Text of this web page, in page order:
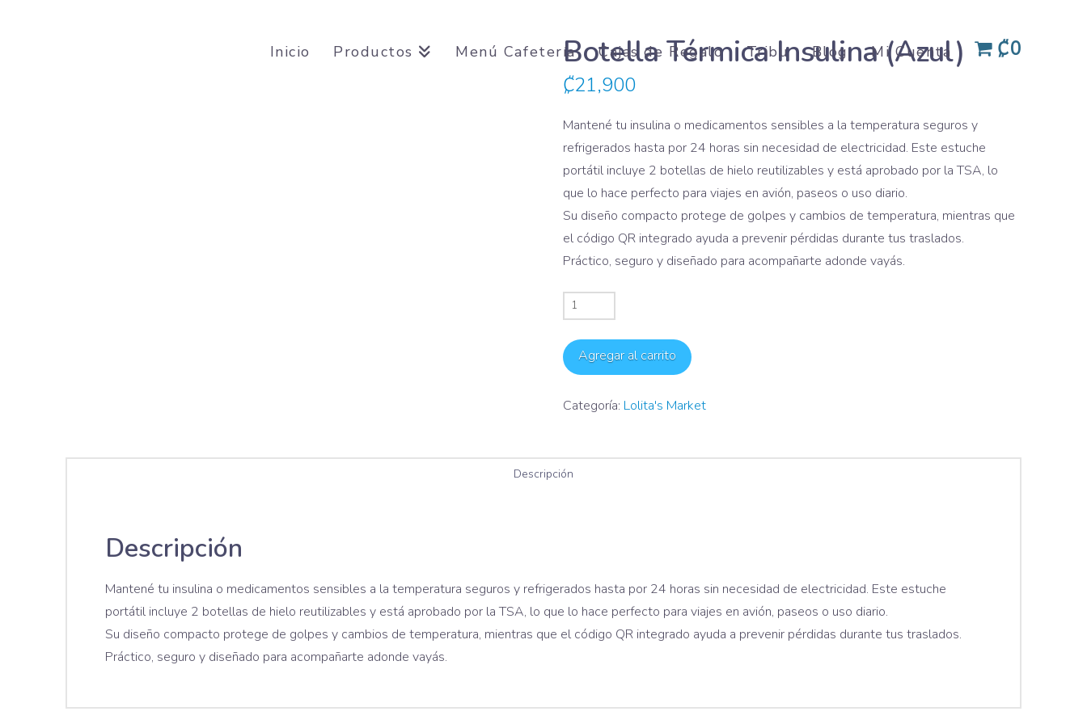
Inicio Productos Menú Cafetería Cajas de Regalo Tribu Blog Mi Cuenta ₡0
Botella Térmica Insulina (Azul)
₡21,900
Mantené tu insulina o medicamentos sensibles a la temperatura seguros y
refrigerados hasta por 24 horas sin necesidad de electricidad. Este estuche
portátil incluye 2 botellas de hielo reutilizables y está aprobado por la TSA, lo
que lo hace perfecto para viajes en avión, paseos o uso diario.
Su diseño compacto protege de golpes y cambios de temperatura, mientras que
el código QR integrado ayuda a prevenir pérdidas durante tus traslados.
Práctico, seguro y diseñado para acompañarte adonde vayás.
Botella
Térmica
Insulina
(Azul)
Agregar al carrito
Categoría: Lolita's Market
Descripción
Descripción
Mantené tu insulina o medicamentos sensibles a la temperatura seguros y refrigerados hasta por 24 horas sin necesidad de electricidad. Este estuche
portátil incluye 2 botellas de hielo reutilizables y está aprobado por la TSA, lo que lo hace perfecto para viajes en avión, paseos o uso diario.
Su diseño compacto protege de golpes y cambios de temperatura, mientras que el código QR integrado ayuda a prevenir pérdidas durante tus traslados.
Práctico, seguro y diseñado para acompañarte adonde vayás.